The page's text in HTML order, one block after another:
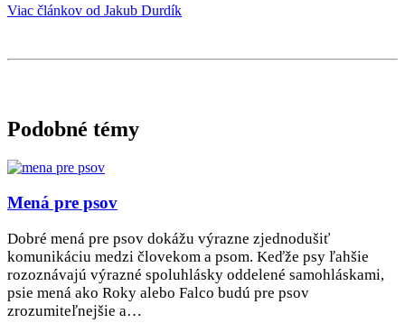
Viac článkov od Jakub Durdík
Podobné témy
Mená pre psov
Dobré mená pre psov dokážu výrazne zjednodušiť
komunikáciu medzi človekom a psom. Keďže psy ľahšie
rozoznávajú výrazné spoluhlásky oddelené samohláskami,
psie mená ako Roky alebo Falco budú pre psov
zrozumiteľnejšie a…